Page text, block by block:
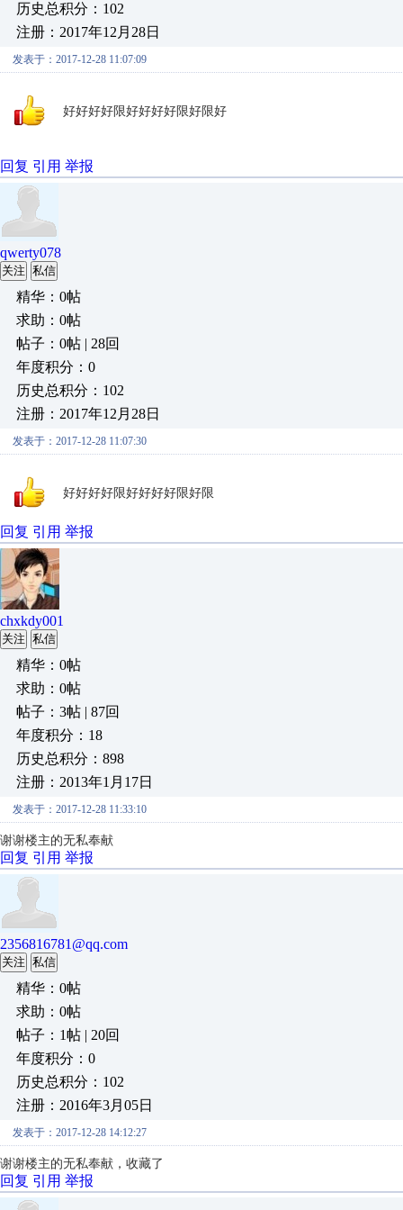
历史总积分：102
注册：2017年12月28日
发表于：2017-12-28 11:07:09
好好好好限好好好好限好限好
回复 引用 举报
qwerty078
关注 私信
精华：0帖
求助：0帖
帖子：0帖 | 28回
年度积分：0
历史总积分：102
注册：2017年12月28日
发表于：2017-12-28 11:07:30
好好好好限好好好好限好限
回复 引用 举报
chxkdy001
关注 私信
精华：0帖
求助：0帖
帖子：3帖 | 87回
年度积分：18
历史总积分：898
注册：2013年1月17日
发表于：2017-12-28 11:33:10
谢谢楼主的无私奉献
回复 引用 举报
2356816781@qq.com
关注 私信
精华：0帖
求助：0帖
帖子：1帖 | 20回
年度积分：0
历史总积分：102
注册：2016年3月05日
发表于：2017-12-28 14:12:27
谢谢楼主的无私奉献，收藏了
回复 引用 举报